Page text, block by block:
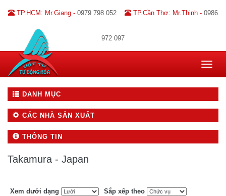
TP.HCM: Mr.Giang - 0979 798 052 TP.Cần Thơ: Mr.Thịnh - 0986
972 097
Toggle
DANH MỤC
CÁC NHÀ SẢN XUẤT
THÔNG TIN
Takamura - Japan
Xem dưới dạng Sắp xếp theo